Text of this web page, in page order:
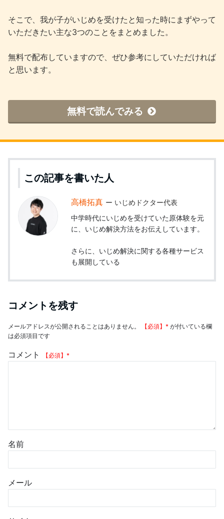
そこで、我が子がいじめを受けたと知った時にまずやって
いただきたい主な3つのことをまとめました。
無料で配布していますので、ぜひ参考にしていただければ
と思います。
無料で読んでみる
この記事を書いた人
高橋拓真
いじめドクター代表
中学時代にいじめを受けていた原体験を元
に、いじめ解決方法をお伝えしています。
さらに、いじめ解決に関する各種サービス
も展開している
コメントを残す
メールアドレスが公開されることはありません。 * が付いている欄
は必須項目です
コメント *
名前
メール